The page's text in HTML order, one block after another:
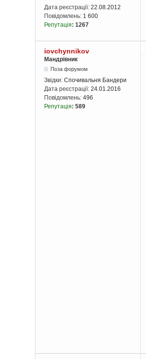
Дата реєстрації: 22.08.2012
Повідомлень: 1 600
Репутація: 1267
iovchynnikov
Мандрівник
Поза форумом
Звідки: Спочивальня Бандери
Дата реєстрації: 24.01.2016
Повідомлень: 496
Репутація: 589